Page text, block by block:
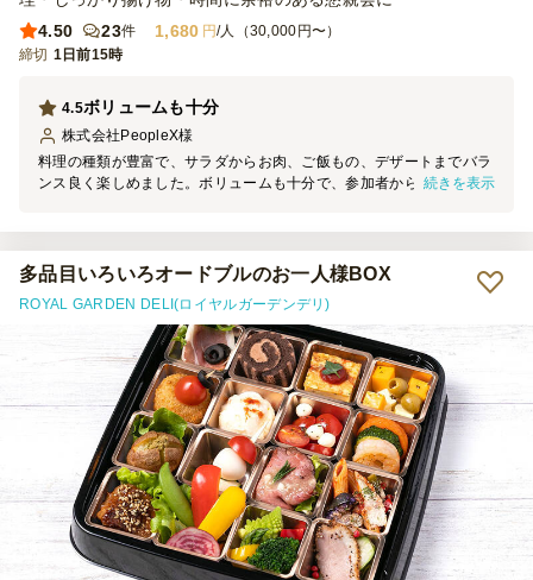
4.50
23件 1,680 円/人（30,000円〜）
締切 1日前15時
ボリュームも十分
4.5
株式会社PeopleX様
料理の種類が豊富で、サラダからお肉、ご飯もの、デザートまでバラ
ンス良く楽しめました。ボリュームも十分で、参加者からも満足の声
続きを表示
多品目いろいろオードブルのお一人様BOX
ROYAL GARDEN DELI(ロイヤルガーデンデリ)